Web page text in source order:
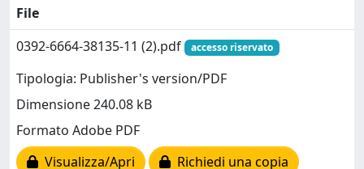
File
0392-6664-38135-11 (2).pdf
accesso riservato
Tipologia: Publisher's version/PDF
Dimensione 240.08 kB
Formato Adobe PDF
Visualizza/Apri
Richiedi una copia